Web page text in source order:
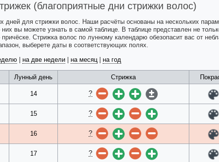
(благоприятные дни стрижки волос)
дней для стрижки волос. Наши расчёты основаны на нескольких
вы можете узнать в самой таблице. В таблице представлен не
Стрижка волос по лунному календарю обезопасит вас от
выберете даты в соответствующих полях.
на две недели на месяц| на год
Лунный день Стрижка
14 ?
15 ?
16 ?
17 ?